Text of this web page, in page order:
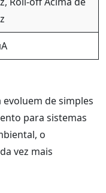
de simples
para sistemas
o
vez mais